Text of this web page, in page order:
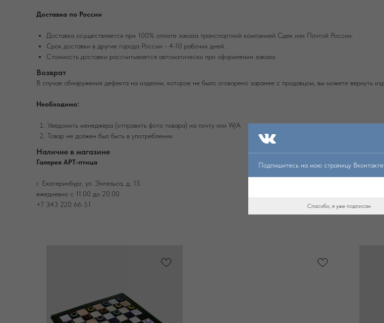
Доставка по России
Доставка осуществляется при 100% оплате заказа транспортной компанией Сдек или Почтой России.
Срок доставки в другие города России - 4-10 рабочих дней.
Стоимость доставки рассчитывается автоматически при оформлении заказа.
Возврат
В случае обнаружения дефекта на изделии, которое не было оговорено заранее с продавцом, вы можете вернуть
Необходимо:
Уведомить менеджера (отправить фото товара) на почту или W/А
Товар не должен был быть в употреблении
Наличие в магазине
Галерея АРТ-птица
г. Екатеринбург, ул. Энгельса, д. 15
ежедневно с 11.00 до 20.00
+7 343 220 66 51
Подпишитесь на мою страницу Вконтакте
Спасибо, я уже подписан